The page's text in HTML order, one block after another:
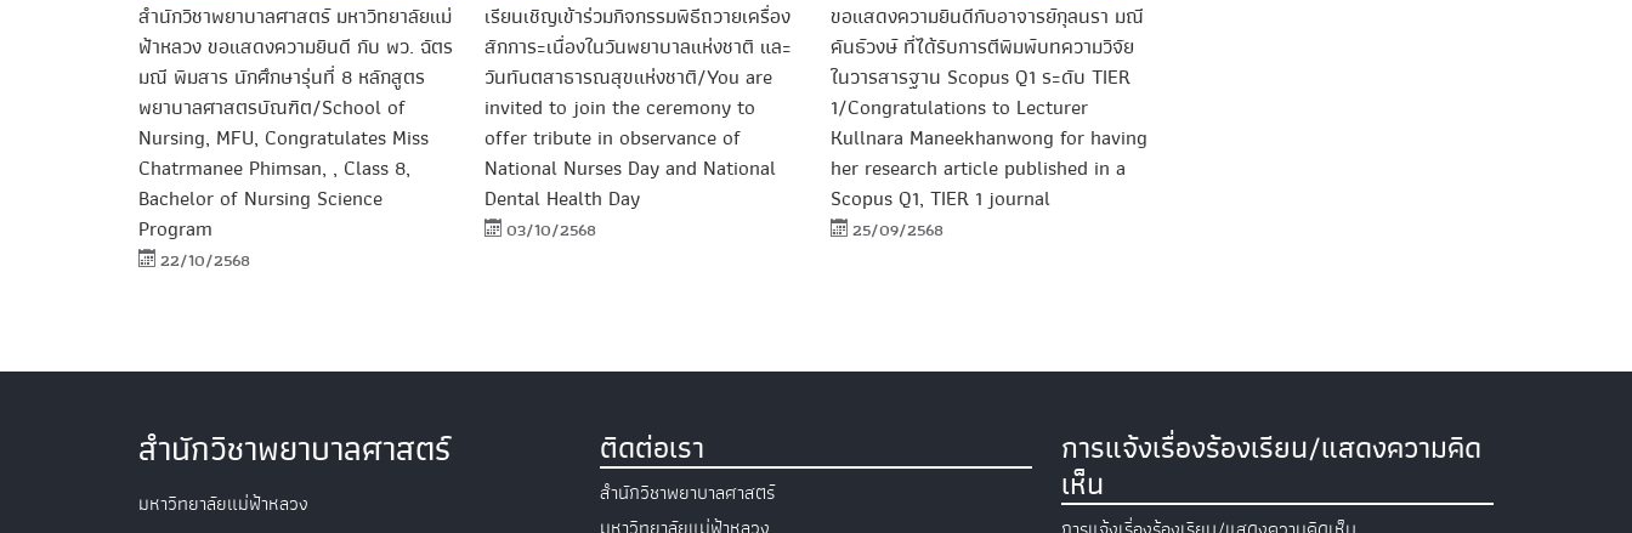
สำนักวิชาพยาบาลศาสตร์ มหาวิทยาลัยแม่
ฟ้าหลวง ขอแสดงความยินดี กับ พว. ฉัตร
มณี พิมสาร นักศึกษารุ่นที่ 8 หลักสูตร
พยาบาลศาสตรบัณฑิต/School of
Nursing, MFU, Congratulates Miss
Chatrmanee Phimsan, , Class 8,
Bachelor of Nursing Science
Program
22/10/2568
เรียนเชิญเข้าร่วมกิจกรรมพิธีถวายเครื่อง
สักการะเนื่องในวันพยาบาลแห่งชาติ และ
วันทันตสาธารณสุขแห่งชาติ/You are
invited to join the ceremony to
offer tribute in observance of
National Nurses Day and National
Dental Health Day
03/10/2568
ขอแสดงความยินดีกับอาจารย์กุลนรา มณี
คันธ์วงษ์ ที่ได้รับการตีพิมพ์บทความวิจัย
ในวารสารฐาน Scopus Q1 ระดับ TIER
1/Congratulations to Lecturer
Kullnara Maneekhanwong for having
her research article published in a
Scopus Q1, TIER 1 journal
25/09/2568
สำนักวิชาพยาบาลศาสตร์
มหาวิทยาลัยแม่ฟ้าหลวง
ติดต่อเรา
สำนักวิชาพยาบาลศาสตร์
การแจ้งเรื่องร้องเรียน/แสดงความคิด
เห็น